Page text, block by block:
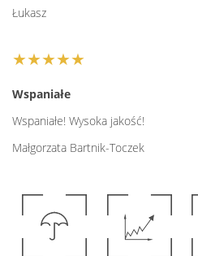
Łukasz
★★★★★
Wspaniałe
Wspaniałe! Wysoka jakość!
Małgorzata Bartnik-Toczek